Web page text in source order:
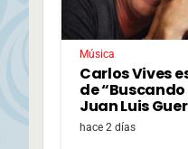
Música
Carlos Vives
de
Juan Luis
hace 2 días